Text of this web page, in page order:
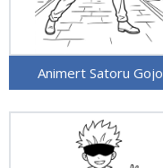
Animert Satoru Gojo